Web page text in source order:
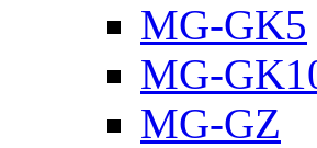
MG-GK5
MG-
MG-GZ